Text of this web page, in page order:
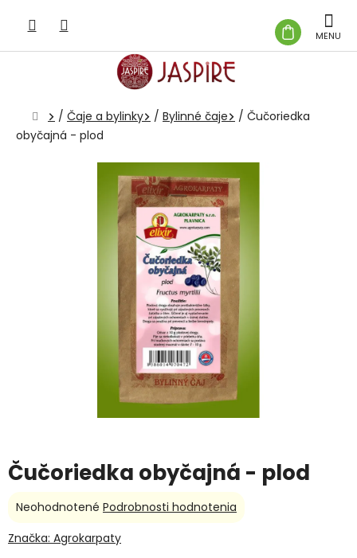
obsah
KOŠÍK
Domov
/ Čaje a bylinky / Bylinné čaje / Čučoriedka
obyčajná - plod
Čučoriedka obyčajná - plod
Priemerné
produktu
Neohodnotené Podrobnosti hodnotenia
Značka: Agrokarpaty